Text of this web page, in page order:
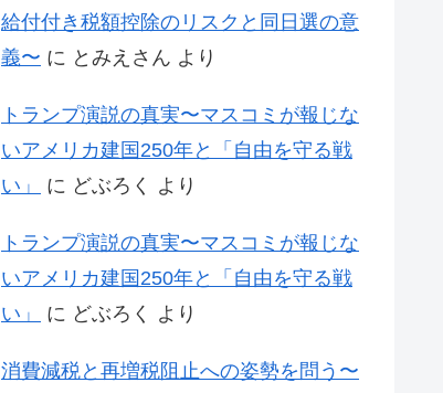
給付付き税額控除のリスクと同日選の意
義〜 に とみえさん より
トランプ演説の真実〜マスコミが報じな
いアメリカ建国250年と「自由を守る戦
い」
に どぶろく より
トランプ演説の真実〜マスコミが報じな
いアメリカ建国250年と「自由を守る戦
い」
に どぶろく より
消費減税と再増税阻止への姿勢を問う〜